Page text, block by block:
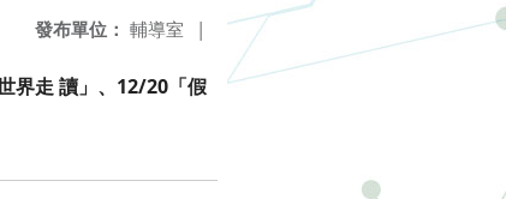
發布單位： 輔導室 |
界走 讀」、12/20「假